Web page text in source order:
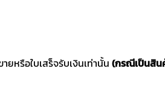
หรือใบเสร็จรับเงินเท่านั้น (กรณีเป็นสิน